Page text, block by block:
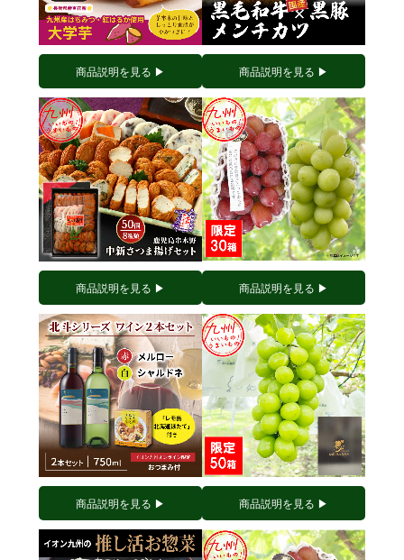
商品説明を見る ▶︎ 商品説明を見る ▶︎
商品説明を見る ▶︎ 商品説明を見る ▶︎
商品説明を見る ▶︎ 商品説明を見る ▶︎